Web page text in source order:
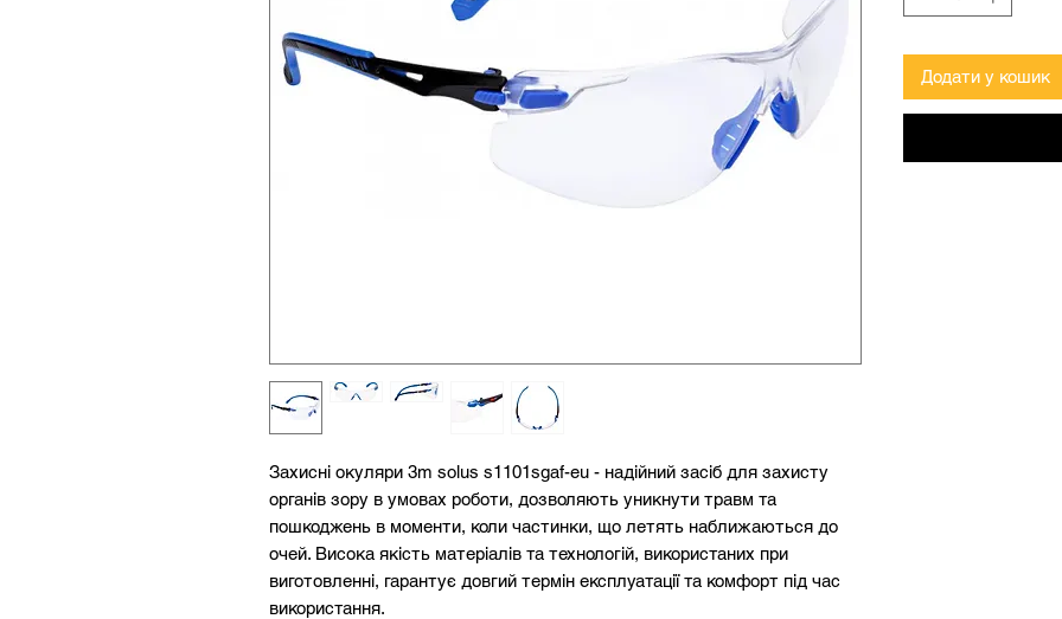
Захисні окуляри 3m solus s1101sgaf-eu - надійний засіб для захисту
органів зору в умовах роботи, дозволяють уникнути травм та
пошкоджень в моменти, коли частинки, що летять наближаються до
очей. Висока якість матеріалів та технологій, використаних при
виготовленні, гарантує довгий термін експлуатації та комфорт під час
використання.
Додати у кошик